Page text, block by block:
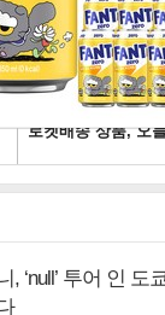
, ‘null’ 투어 인